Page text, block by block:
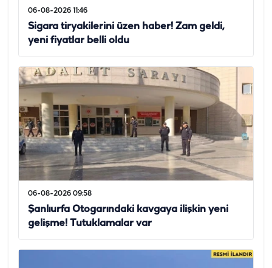
06-08-2026 11:46
Sigara tiryakilerini üzen haber! Zam geldi,
yeni fiyatlar belli oldu
06-08-2026 09:58
Şanlıurfa Otogarındaki kavgaya ilişkin yeni
gelişme! Tutuklamalar var